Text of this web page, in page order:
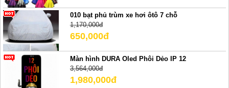
010 bạt phủ trùm xe hơi ôtô 7 chỗ
1,170,000đ
650,000đ
Màn hình DURA Oled Phôi Dẻo IP 12
3,564,000đ
1,980,000đ